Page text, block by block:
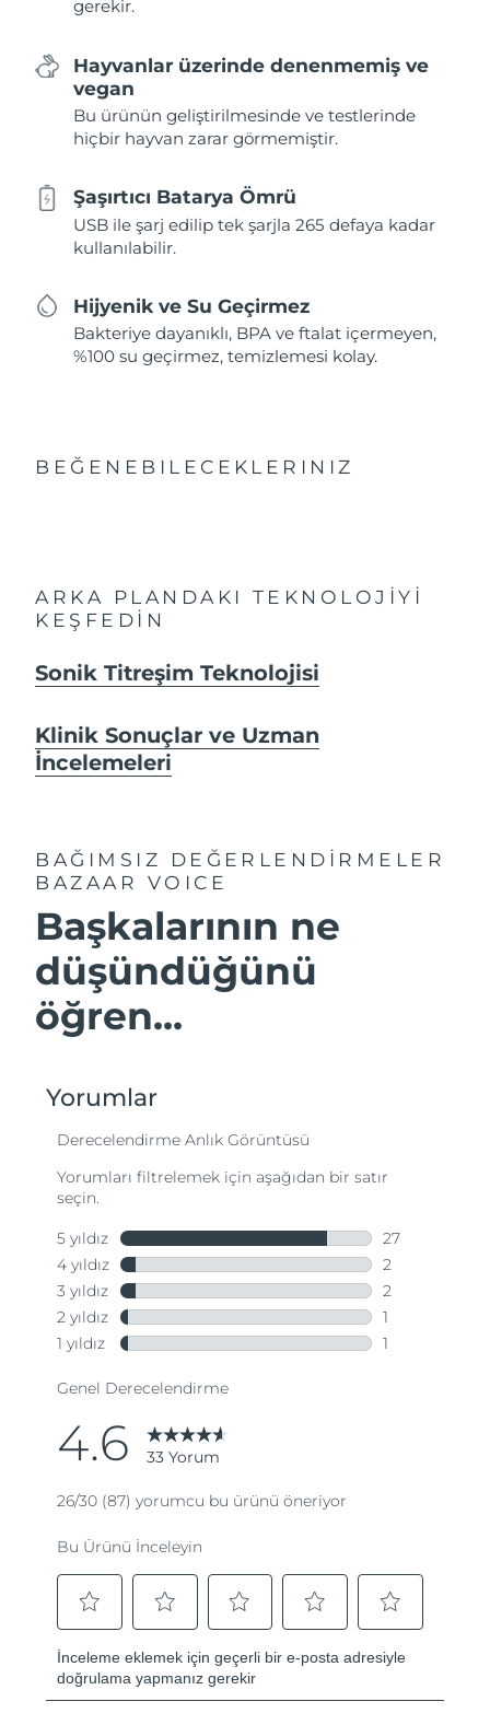
gerekir.
Hayvanlar üzerinde denenmemiş ve
vegan
Bu ürünün geliştirilmesinde ve testlerinde
hiçbir hayvan zarar görmemiştir.
Şaşırtıcı Batarya Ömrü
USB ile şarj edilip tek şarjla 265 defaya kadar
kullanılabilir.
Hijyenik ve Su Geçirmez
Bakteriye dayanıklı, BPA ve ftalat içermeyen,
%100 su geçirmez, temizlemesi kolay.
BEĞENEBILECEKLERINIZ
ARKA PLANDAKI TEKNOLOJİYİ
KEŞFEDİN
Sonik Titreşim Teknolojisi
Klinik Sonuçlar ve Uzman
İncelemeleri
BAĞIMSIZ DEĞERLENDİRMELER
BAZAAR VOICE
Başkalarının ne
düşündüğünü
öğren...